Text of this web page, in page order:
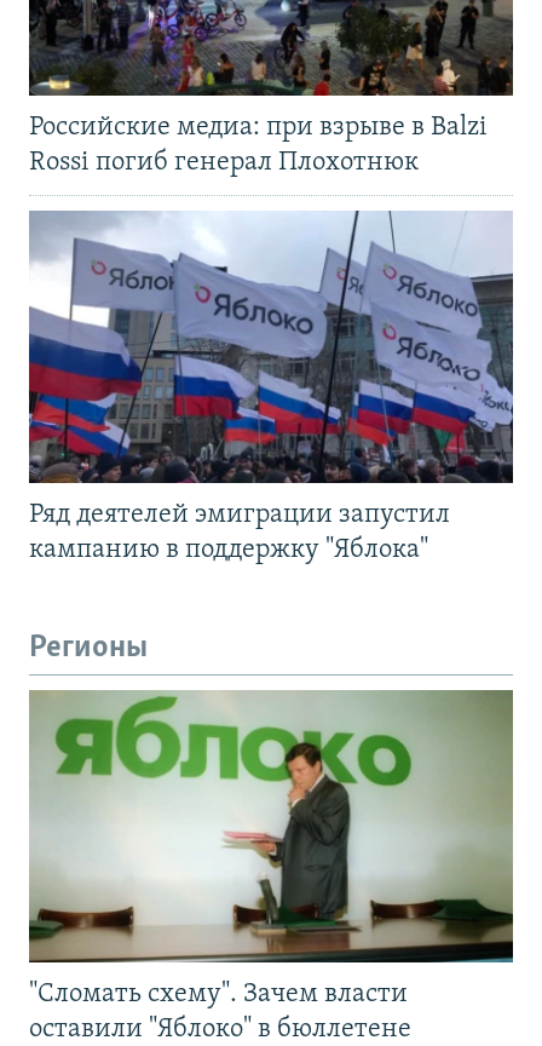
Российские медиа: при взрыве в Balzi
Rossi погиб генерал Плохотнюк
Ряд деятелей эмиграции запустил
кампанию в поддержку "Яблока"
Регионы
"Сломать схему". Зачем власти
оставили "Яблоко" в бюллетене